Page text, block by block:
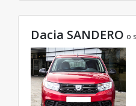
Dacia SANDERO o